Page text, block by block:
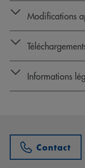
Modifications
Informations
Contact